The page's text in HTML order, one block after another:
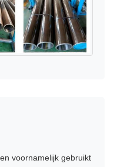
voornamelijk gebruikt